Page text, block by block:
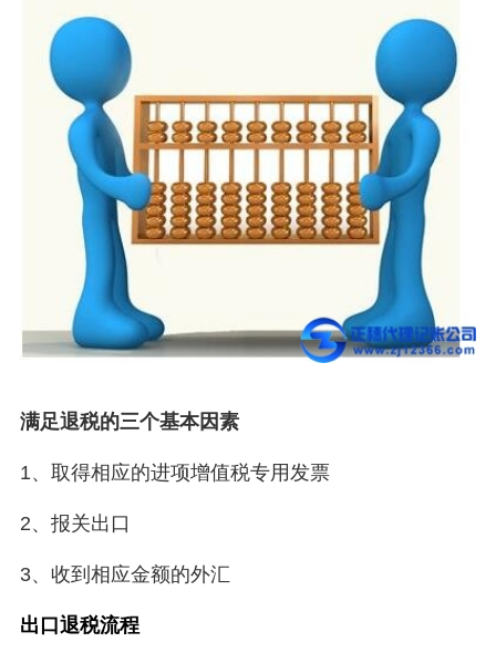
满足退税的三个基本因素
1、取得相应的进项增值税专用发票
2、报关出口
3、收到相应金额的外汇
出口退税流程